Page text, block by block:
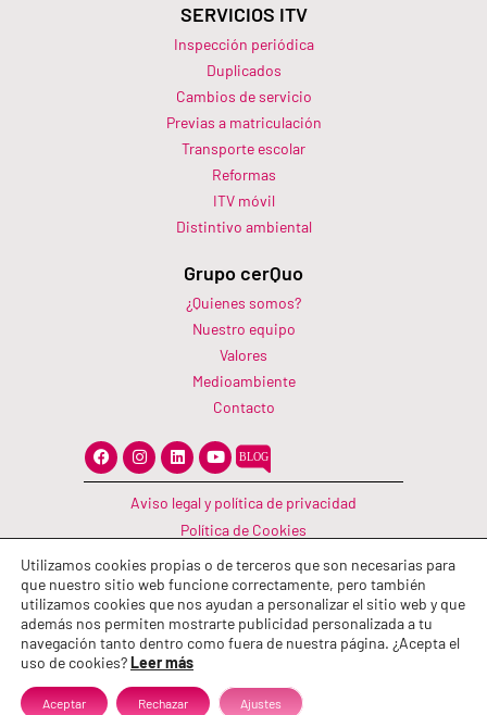
SERVICIOS ITV
Inspección periódica
Duplicados
Cambios de servicio
Previas a matriculación
Transporte escolar
Reformas
ITV móvil
Distintivo ambiental
Grupo cerQuo
¿Quienes somos?
Nuestro equipo
Valores
Medioambiente
Contacto
F
a
c
o
k
I
n
s
t
a
r
a
m
L
i
n
k
e
d
i
n
Y
o
u
t
u
b
e
Aviso legal y política de privacidad
Política de Cookies
Canal Información
Política de calidad
Utilizamos cookies propias o de terceros que son necesarias para
que nuestro sitio web funcione correctamente, pero también
utilizamos cookies que nos ayudan a personalizar el sitio web y que
además nos permiten mostrarte publicidad personalizada a tu
navegación tanto dentro como fuera de nuestra página. ¿Acepta el
uso de cookies?Leer más
Aceptar Rechazar Ajustes